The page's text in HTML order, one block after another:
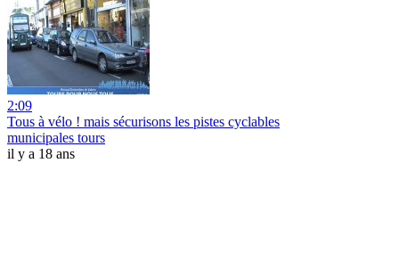
2:09
Tous à vélo ! mais sécurisons les pistes cyclables
municipales tours
il y a 18 ans